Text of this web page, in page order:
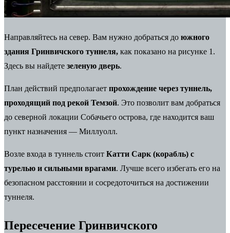
Направляйтесь на север. Вам нужно добраться до южного
здания Гринвичского туннеля, как показано на рисунке 1.
Здесь вы найдете зеленую дверь.
План действий предполагает прохождение через туннель,
проходящий под рекой Темзой. Это позволит вам добраться
до северной локации Собачьего острова, где находится ваш
пункт назначения — Миллуолл.
Возле входа в туннель стоит Катти Сарк (корабль) с
турелью и сильными врагами. Лучше всего избегать его на
безопасном расстоянии и сосредоточиться на достижении
туннеля.
Пересечение Гринвичского